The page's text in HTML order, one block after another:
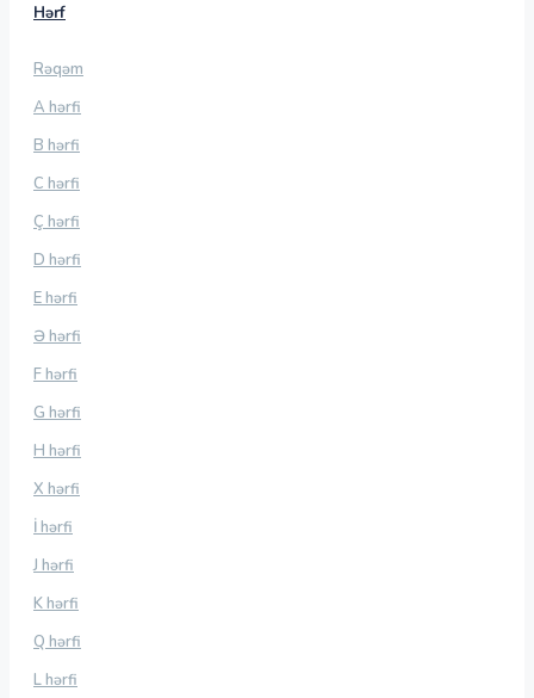
Hərf
Rəqəm
A hərfi
B hərfi
C hərfi
Ç hərfi
D hərfi
E hərfi
Ə hərfi
F hərfi
G hərfi
H hərfi
X hərfi
İ hərfi
J hərfi
K hərfi
Q hərfi
L hərfi